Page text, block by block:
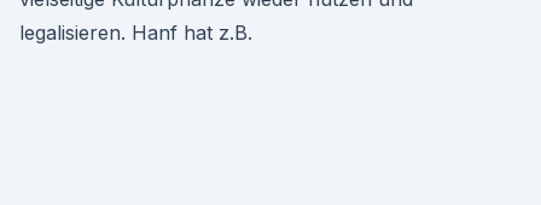
legalisieren. Hanf hat z.B.